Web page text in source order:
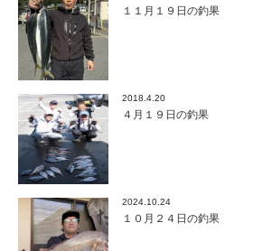
１１月１９日の釣果
2018.4.20
４月１９日の釣果
2024.10.24
１０月２４日の釣果